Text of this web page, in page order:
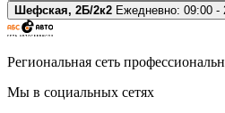
Шефская, 2Б/2к2 Ежедневно: 09:00 -
Региональная сеть
Мы в социальных сетях